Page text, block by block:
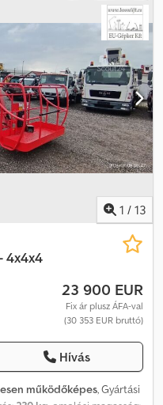
1 / 13
4x4x4
23 900 EUR
Fix ár plusz ÁFA-val
(30 353 EUR bruttó)
Hívás
működőképes, Gyártási